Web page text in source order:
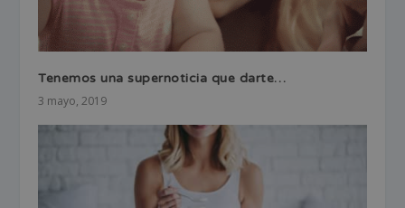
Tenemos una supernoticia que darte…
3 mayo, 2019